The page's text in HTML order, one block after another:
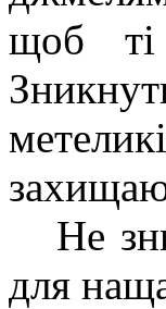
щоб ті
Не
для